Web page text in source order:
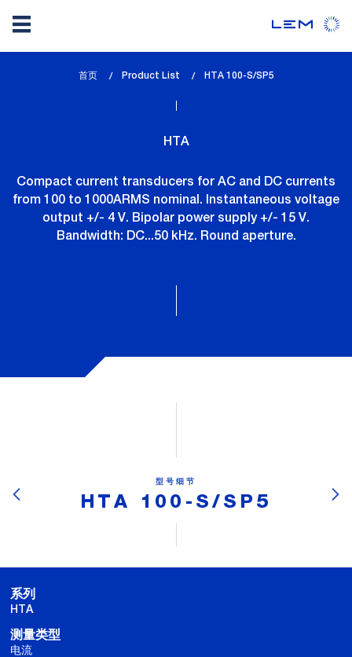
首页 Product List
lem_current_page
HTA 100-S/SP5
HTA
Compact current transducers for AC and DC currents
from 100 to 1000ARMS nominal. Instantaneous voltage
output +/- 4 V. Bipolar power supply +/- 15 V.
Bandwidth: DC...50 kHz. Round aperture.
型号细节
HTA 100-S/SP5
系列
HTA
测量类型
电流